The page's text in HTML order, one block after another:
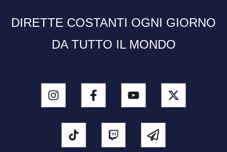
DIRETTE COSTANTI OGNI GIORNO
DA TUTTO IL MONDO